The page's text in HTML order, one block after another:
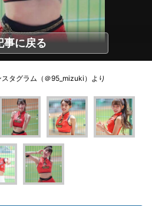
事に戻る
タグラム（＠95_mizuki）より